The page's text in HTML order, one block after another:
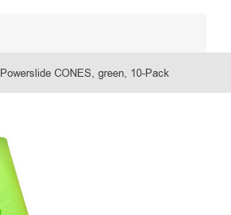
Powerslide CONES, green, 10-Pack